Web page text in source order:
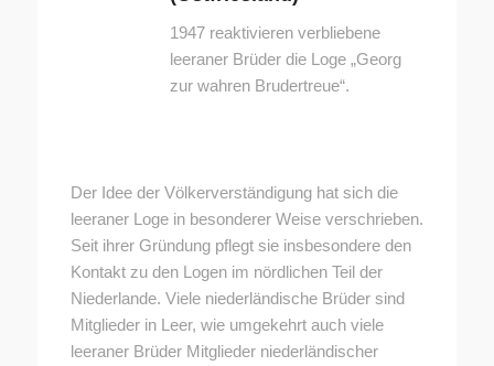
1947 reaktivieren verbliebene
leeraner Brüder die Loge „Georg
zur wahren Brudertreue“.
Der Idee der Völkerverständigung hat sich die
leeraner Loge in besonderer Weise verschrieben.
Seit ihrer Gründung pflegt sie insbesondere den
Kontakt zu den Logen im nördlichen Teil der
Niederlande. Viele niederländische Brüder sind
Mitglieder in Leer, wie umgekehrt auch viele
leeraner Brüder Mitglieder niederländischer